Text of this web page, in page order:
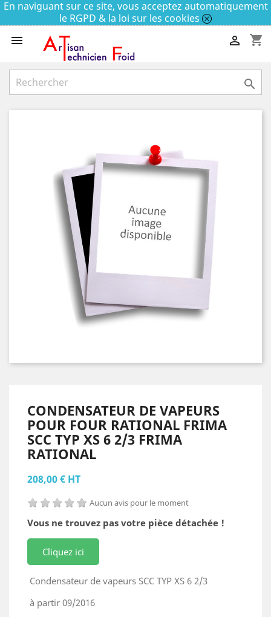
En naviguant sur ce site, vous acceptez automatiquement
le RGPD & la loi sur les cookies
 shopping_cart


CONDENSATEUR DE VAPEURS
POUR FOUR RATIONAL FRIMA
SCC TYP XS 6 2/3 FRIMA
RATIONAL
208,00 € HT
Aucun avis pour le moment
Vous ne trouvez pas votre pièce détachée !
Cliquez ici
Condensateur de vapeurs SCC TYP XS 6 2/3
à partir 09/2016